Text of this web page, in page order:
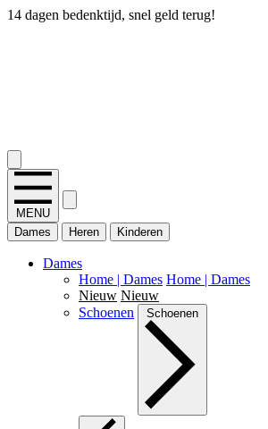
14 dagen bedenktijd, snel geld terug!
MENU
Dames
Heren Kinderen
Dames
Home | Dames Home | Dames
Nieuw Nieuw
Schoenen
Schoenen